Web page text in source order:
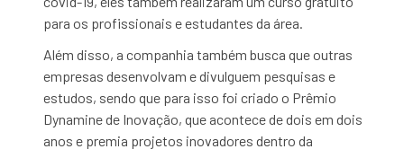
para os profissionais e estudantes da área.
Além disso, a companhia também busca que outras
empresas desenvolvam e divulguem pesquisas e
estudos, sendo que para isso foi criado o Prêmio
Dynamine de Inovação, que acontece de dois em dois
anos e premia projetos inovadores dentro da